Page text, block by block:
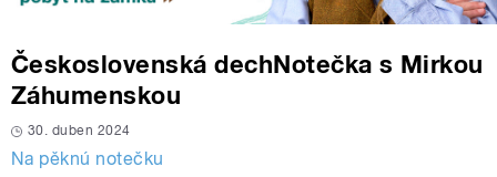
Československá dechNotečka s Mirkou
Záhumenskou
30. duben 2024
Na pěknú notečku